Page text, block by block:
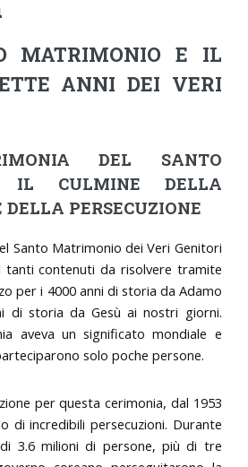
MATRIMONIO E IL
ANNI DEI VERI
DEL SANTO
IL CULMINE DELLA
DELLA PERSECUZIONE
Santo Matrimonio dei Veri Genitori
tanti contenuti da risolvere tramite
per i 4000 anni di storia da Adamo
di storia da Gesù ai nostri giorni.
aveva un significato mondiale e
solo poche persone.
per questa cerimonia, dal 1953
di incredibili persecuzioni. Durante
3.6 milioni di persone, più di tre